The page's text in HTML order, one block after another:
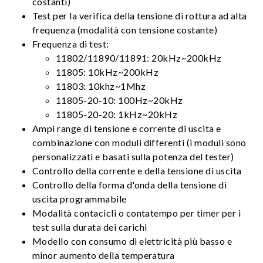
Test per la verifica della tensione di rottura ad alta
frequenza (modalità con tensione costante)
Frequenza di test:
11802/11890/11891: 20kHz~200kHz
11805: 10kHz~200kHz
11803: 10khz~1Mhz
11805-20-10: 100Hz~20kHz
11805-20-20: 1kHz~20kHz
Ampi range di tensione e corrente di uscita e
combinazione con moduli differenti (i moduli sono
personalizzati e basati sulla potenza del tester)
Controllo della corrente e della tensione di uscita
Controllo della forma d'onda della tensione di
uscita programmabile
Modalità contacicli o contatempo per timer per i
test sulla durata dei carichi
Modello con consumo di elettricità più basso e
minor aumento della temperatura